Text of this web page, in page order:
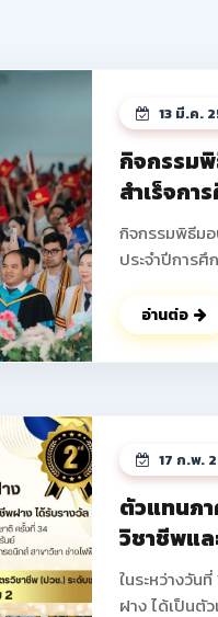
13 มี.ค.
กิจกรรม
สำเร็จกา
กิจกรรมพิธีม
ประจำปีการศึกษา 2568 ใน
ประกาศนียบั
2568 ซึ่งมีนัก
จำนวนทั้งสิ้น
คณะผู้บริหาร
ผู้ปกครองเป็นที่ระลึก ดู
เติม >>
usp=drive_link ดูรูปกิจกรรม
>> https://
อ่านต่อ
17 ก.พ.
ตัวแทนภ
วิชาชีพแล
34 ประจ
ในระหว่างวัน
ฝาง ได้เป็นตั